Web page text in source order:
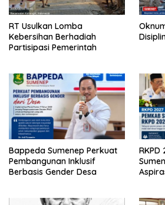
RT Usulkan Lomba
Kebersihan Berhadiah
Partisipasi Pemerintah
Bappeda Sumenep Perkuat
Pembangunan Inklusif
Berbasis Gender Desa
RKPD